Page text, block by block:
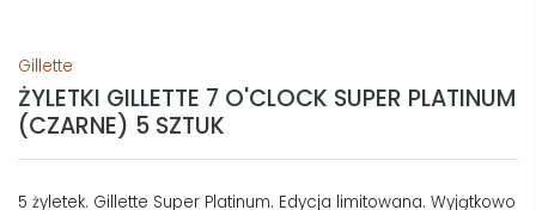
Gillette
ŻYLETKI GILLETTE 7 O'CLOCK SUPER PLATINUM
(CZARNE) 5 SZTUK
5 żyletek. Gillette Super Platinum. Edycja limitowana. Wyjątkowo